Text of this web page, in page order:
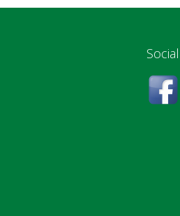
Social